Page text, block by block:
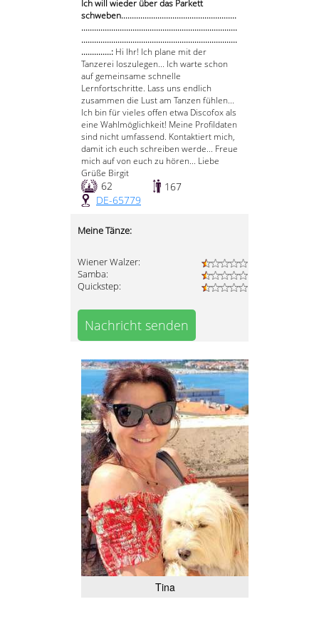
Ich will wieder über das Parkett
schweben......................................................
.........................................................................
.........................................................................
..............: Hi Ihr! Ich plane mit der
Tanzerei loszulegen... Ich warte schon
auf gemeinsame schnelle
Lernfortschritte. Lass uns endlich
zusammen die Lust am Tanzen fühlen...
Ich bin für vieles offen etwa Discofox als
eine Wahlmöglichkeit! Meine Profildaten
sind nicht umfassend. Kontaktiert mich,
damit ich euch schreiben werde... Freue
mich auf von euch zu hören... Liebe
Grüße Birgit
62
167
DE-65779
Meine Tänze:
Wiener Walzer:
Samba:
Quickstep:
Nachricht senden
Tina